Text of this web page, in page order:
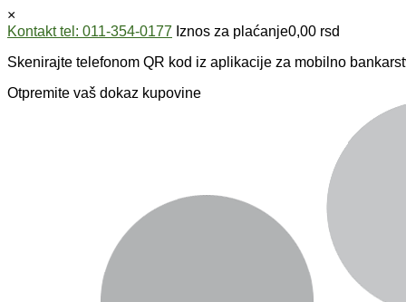
×
Kontakt tel: 011-354-0177 Iznos za plaćanje0,00 rsd
Skenirajte telefonom QR kod iz aplikacije za mobilno
Otpremite vaš dokaz kupovine